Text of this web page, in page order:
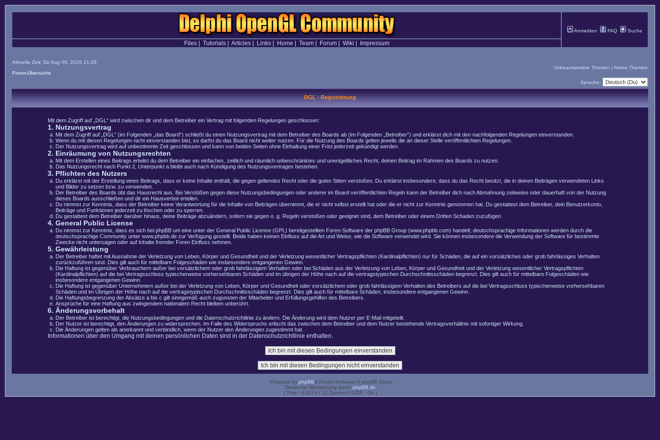
Anmelden FAQ Suche
Files| Tutorials| Articles| Links| Home Team| Forum| Wiki Impressum
Aktuelle Zeit: Do Aug 06, 2026 21:26
Foren-Übersicht
Unbeantwortete Themen | Aktive Themen
Sprache:
DGL - Registrierung
Mit dem Zugriff auf „DGL“ wird zwischen dir und dem Betreiber ein Vertrag mit folgenden Regelungen geschlossen:
1. Nutzungsvertrag
Mit dem Zugriff auf „DGL“ (im Folgenden „das Board“) schließt du einen Nutzungsvertrag mit dem Betreiber des Boards ab (im Folgenden „Betreiber“) und erklärst dich mit den nachfolgenden Regelungen einverstanden.
Wenn du mit diesen Regelungen nicht einverstanden bist, so darfst du das Board nicht weiter nutzen. Für die Nutzung des Boards gelten jeweils die an dieser Stelle veröffentlichten Regelungen.
Der Nutzungsvertrag wird auf unbestimmte Zeit geschlossen und kann von beiden Seiten ohne Einhaltung einer Frist jederzeit gekündigt werden.
2. Einräumung von Nutzungsrechten
Mit dem Erstellen eines Beitrags erteilst du dem Betreiber ein einfaches, zeitlich und räumlich unbeschränktes und unentgeltliches Recht, deinen Beitrag im Rahmen des Boards zu nutzen.
Das Nutzungsrecht nach Punkt 2, Unterpunkt a bleibt auch nach Kündigung des Nutzungsvertrages bestehen.
3. Pflichten des Nutzers
Du erklärst mit der Erstellung eines Beitrags, dass er keine Inhalte enthält, die gegen geltendes Recht oder die guten Sitten verstoßen. Du erklärst insbesondere, dass du das Recht besitzt, die in deinen Beiträgen verwendeten Links
und Bilder zu setzen bzw. zu verwenden.
Der Betreiber des Boards übt das Hausrecht aus. Bei Verstößen gegen diese Nutzungsbedingungen oder anderer im Board veröffentlichten Regeln kann der Betreiber dich nach Abmahnung zeitweise oder dauerhaft von der Nutzung
dieses Boards ausschließen und dir ein Hausverbot erteilen.
Du nimmst zur Kenntnis, dass der Betreiber keine Verantwortung für die Inhalte von Beiträgen übernimmt, die er nicht selbst erstellt hat oder die er nicht zur Kenntnis genommen hat. Du gestattest dem Betreiber, dein Benutzerkonto,
Beiträge und Funktionen jederzeit zu löschen oder zu sperren.
Du gestattest dem Betreiber darüber hinaus, deine Beiträge abzuändern, sofern sie gegen o. g. Regeln verstoßen oder geeignet sind, dem Betreiber oder einem Dritten Schaden zuzufügen.
4. General Public License
Du nimmst zur Kenntnis, dass es sich bei phpBB um eine unter der General Public License (GPL) bereitgestellten Foren-Software der phpBB Group (www.phpbb.com) handelt; deutschsprachige Informationen werden durch die
deutschsprachige Community unter www.phpbb.de zur Verfügung gestellt. Beide haben keinen Einfluss auf die Art und Weise, wie die Software verwendet wird. Sie können insbesondere die Verwendung der Software für bestimmte
Zwecke nicht untersagen oder auf Inhalte fremder Foren Einfluss nehmen.
5. Gewährleistung
Der Betreiber haftet mit Ausnahme der Verletzung von Leben, Körper und Gesundheit und der Verletzung wesentlicher Vertragspflichten (Kardinalpflichten) nur für Schäden, die auf ein vorsätzliches oder grob fahrlässiges Verhalten
zurückzuführen sind. Dies gilt auch für mittelbare Folgeschäden wie insbesondere entgangenen Gewinn.
Die Haftung ist gegenüber Verbrauchern außer bei vorsätzlichem oder grob fahrlässigem Verhalten oder bei Schäden aus der Verletzung von Leben, Körper und Gesundheit und der Verletzung wesentlicher Vertragspflichten
(Kardinalpflichten) auf die bei Vertragsschluss typischerweise vorhersehbaren Schäden und im übrigen der Höhe nach auf die vertragstypischen Durchschnittsschäden begrenzt. Dies gilt auch für mittelbare Folgeschäden wie
insbesondere entgangenen Gewinn.
Die Haftung ist gegenüber Unternehmern außer bei der Verletzung von Leben, Körper und Gesundheit oder vorsätzlichem oder grob fahrlässigem Verhalten des Betreibers auf die bei Vertragsschluss typischerweise vorhersehbaren
Schäden und im Übrigen der Höhe nach auf die vertragstypischen Durchschnittsschäden begrenzt. Dies gilt auch für mittelbare Schäden, insbesondere entgangenen Gewinn.
Die Haftungsbegrenzung der Absätze a bis c gilt sinngemäß auch zugunsten der Mitarbeiter und Erfüllungsgehilfen des Betreibers.
Ansprüche für eine Haftung aus zwingendem nationalem Recht bleiben unberührt.
6. Änderungsvorbehalt
Der Betreiber ist berechtigt, die Nutzungsbedingungen und die Datenschutzrichtlinie zu ändern. Die Änderung wird dem Nutzer per E-Mail mitgeteilt.
Der Nutzer ist berechtigt, den Änderungen zu widersprechen. Im Falle des Widerspruchs erlischt das zwischen dem Betreiber und dem Nutzer bestehende Vertragsverhältnis mit sofortiger Wirkung.
Die Änderungen gelten als anerkannt und verbindlich, wenn der Nutzer den Änderungen zugestimmt hat.
Informationen über den Umgang mit deinen persönlichen Daten sind in der Datenschutzrichtlinie enthalten.
Powered by phpBB® Forum Software © phpBB Group
Deutsche Übersetzung durch phpBB.de
[ Time : 0.017s | 12 Queries | GZIP : On ]